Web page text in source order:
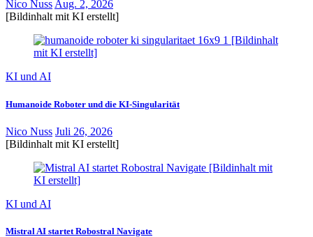
Nico NussAug. 2, 2026
[Bildinhalt mit KI erstellt]
KI und AI
Humanoide Roboter und die KI-Singularität
Nico Nuss Juli 26, 2026
[Bildinhalt mit KI erstellt]
KI und AI
Mistral AI startet Robostral Navigate